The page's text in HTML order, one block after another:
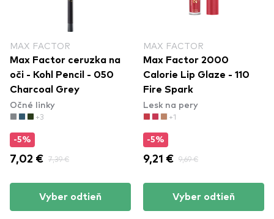
MAX FACTOR
Max Factor ceruzka na
oči - Kohl Pencil - 050
Charcoal Grey
Očné linky
+3
-5%
7,02 € 7,39 €
Vyber odtieň
MAX FACTOR
Max Factor 2000
Calorie Lip Glaze - 110
Fire Spark
Lesk na pery
+1
-5%
9,21 € 9,69 €
Vyber odtieň